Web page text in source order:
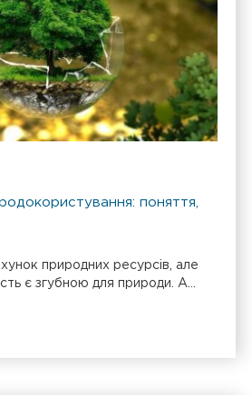
поняття,
природних ресурсів, але
є згубною для природи. А...